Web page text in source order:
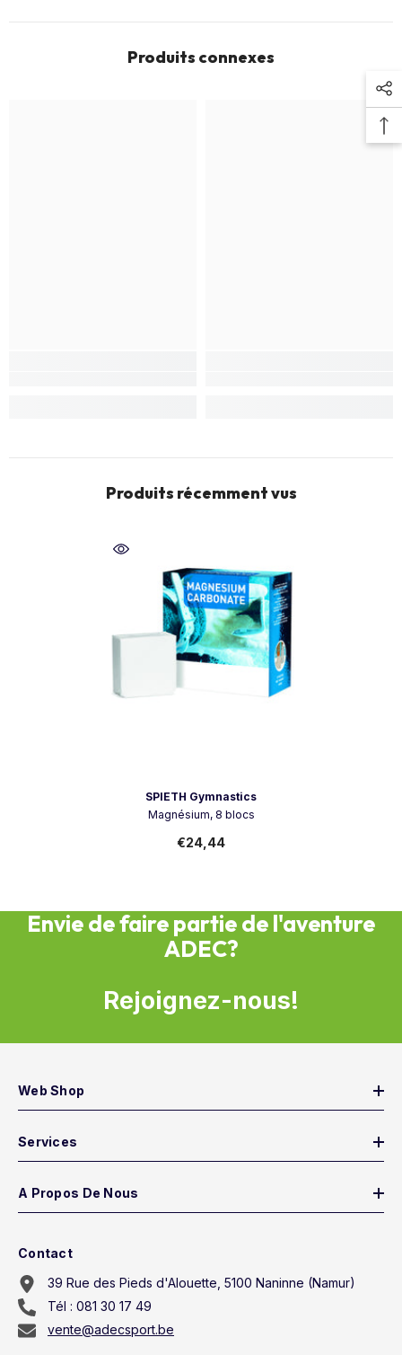
Produits connexes
Produits récemment vus
Vendeur:SPIETH Gymnastics
Magnésium, 8 blocs
€24,44
Envie de faire partie de l'aventure
ADEC?
Rejoignez-nous!
Web Shop
Services
A Propos De Nous
Contact
39 Rue des Pieds d'Alouette, 5100 Naninne (Namur)
Tél : 081 30 17 49
vente@adecsport.be